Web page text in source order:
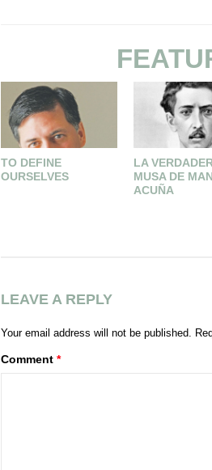
TO DEFINE
OURSELVES
LA
MUSA DE
ACUÑA
LEAVE A REPLY
Your email address will not be published.
Comment *